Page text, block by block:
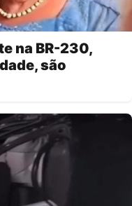
na BR-230,
são